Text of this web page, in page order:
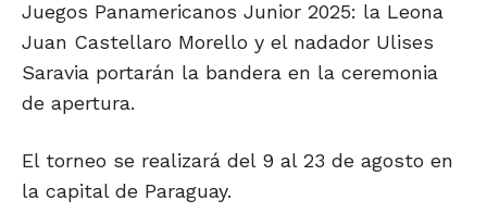
Juegos Panamericanos Junior 2025: la Leona
Juan Castellaro Morello y el nadador Ulises
Saravia portarán la bandera en la ceremonia
de apertura.
El torneo se realizará del 9 al 23 de agosto en
la capital de Paraguay.